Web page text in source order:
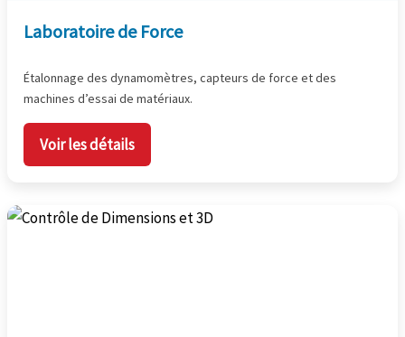
Laboratoire de Force
Étalonnage des dynamomètres, capteurs de force et des
machines d’essai de matériaux.
Voir les détails